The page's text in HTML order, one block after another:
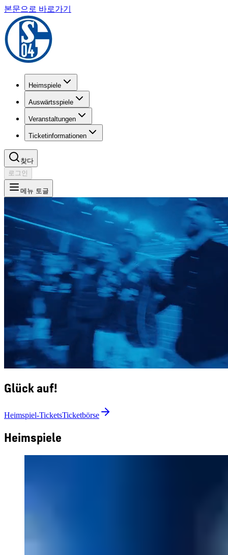
본문으로 바로가기
Heimspiele
Auswärtsspiele
Veranstaltungen
Ticketinformationen
찾다
로그인
메뉴 토글
Glück auf!
Heimspiel-TicketsTicketbörse
Heimspiele